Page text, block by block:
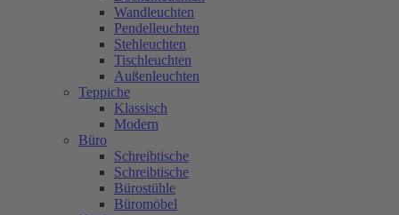
Wandleuchten
Pendelleuchten
Stehleuchten
Tischleuchten
Außenleuchten
Teppiche
Klassisch
Modern
Büro
Schreibtische
Schreibtische
Bürostühle
Büromöbel